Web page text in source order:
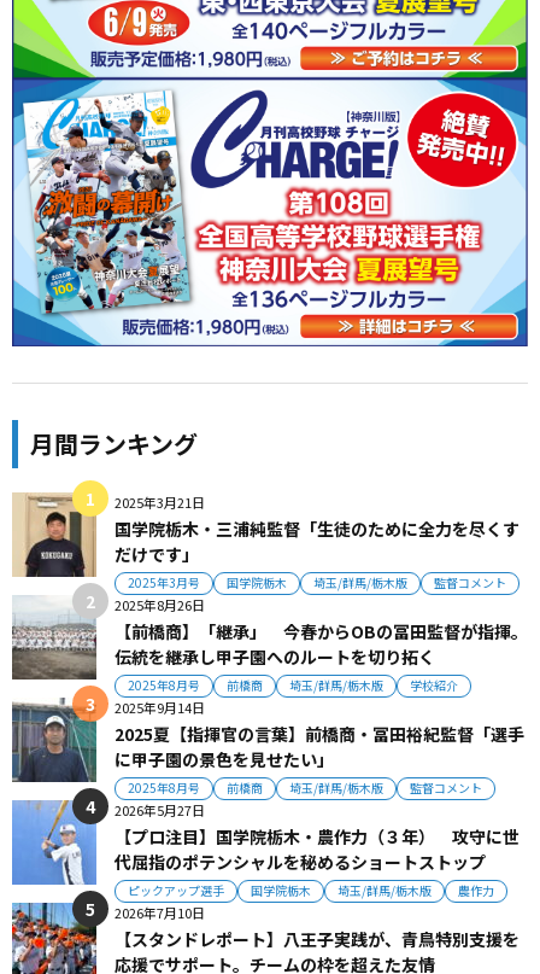
月間ランキング
2025年3月21日
国学院栃木・三浦純監督「生徒のために全力を尽くす
だけです」
2025年3月号 国学院栃木 埼玉/群馬/栃木版 監督コメント
2025年8月26日
【前橋商】「継承」 今春からOBの冨田監督が指揮。
伝統を継承し甲子園へのルートを切り拓く
2025年8月号 前橋商 埼玉/群馬/栃木版 学校紹介
2025年9月14日
2025夏【指揮官の言葉】前橋商・冨田裕紀監督「選手
に甲子園の景色を見せたい」
2025年8月号 前橋商 埼玉/群馬/栃木版 監督コメント
2026年5月27日
【プロ注目】国学院栃木・農作力（３年） 攻守に世
代屈指のポテンシャルを秘めるショートストップ
ピックアップ選手 国学院栃木 埼玉/群馬/栃木版 農作力
2026年7月10日
【スタンドレポート】八王子実践が、青鳥特別支援を
応援でサポート。チームの枠を超えた友情